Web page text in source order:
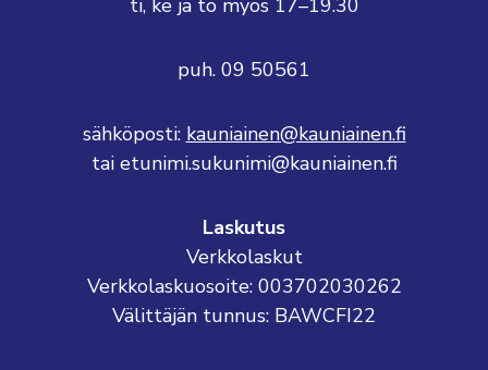
ti, ke ja to myös 17–19.30
puh. 09 50561
sähköposti: kauniainen@kauniainen.fi
tai etunimi.sukunimi@kauniainen.fi
Laskutus
Verkkolaskut
Verkkolaskuosoite: 003702030262
Välittäjän tunnus: BAWCFI22